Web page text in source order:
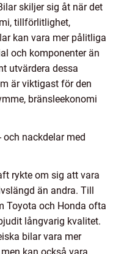
skiljer sig åt när det
tillförlitlighet,
kan vara mer pålitliga
och komponenter än
utvärdera dessa
är viktigast för den
bränsleekonomi
nackdelar med
rykte om sig att vara
än andra. Till
Toyota och Honda ofta
långvarig kvalitet.
bilar vara mer